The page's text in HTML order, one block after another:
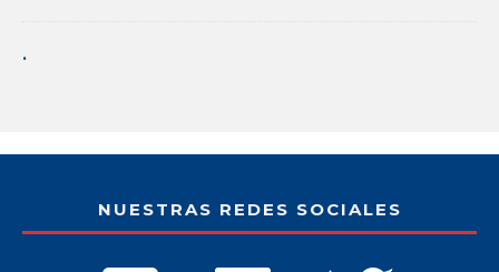
.
NUESTRAS REDES SOCIALES